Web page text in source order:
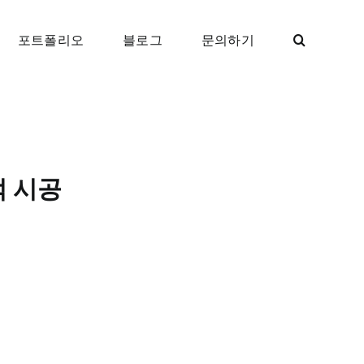
포트폴리오 블로그 문의하기
시공